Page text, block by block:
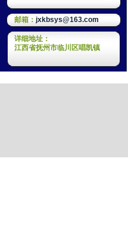
邮箱： jxkbsys@163.com
详细地址：
江西省抚州市临川区唱凯镇